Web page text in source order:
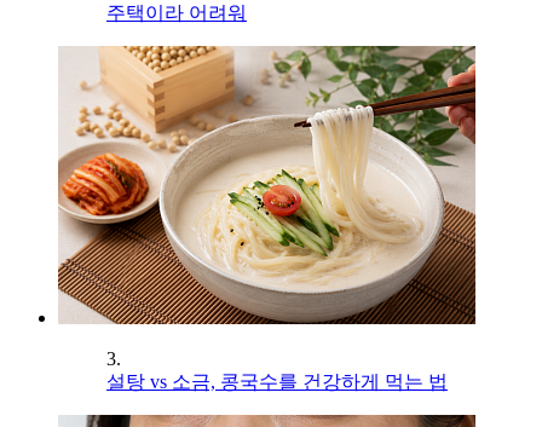
주택이라 어려워
3.
설탕 vs 소금, 콩국수를 건강하게 먹는 법